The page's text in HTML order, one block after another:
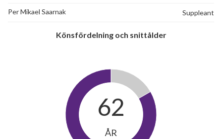
Per Mikael Saarnak Suppleant
Könsfördelning och snittålder
62
ÅR